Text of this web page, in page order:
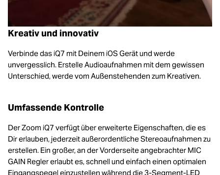
Kreativ und innovativ
Verbinde das iQ7 mit Deinem iOS Gerät und werde
unvergesslich. Erstelle Audioaufnahmen mit dem gewissen
Unterschied, werde vom Außenstehenden zum Kreativen.
Umfassende Kontrolle
Der Zoom iQ7 verfügt über erweiterte Eigenschaften, die es
Dir erlauben, jederzeit außerordentliche Stereoaufnahmen zu
erstellen. Ein großer, an der Vorderseite angebrachter MIC
GAIN Regler erlaubt es, schnell und einfach einen optimalen
Eingangspegel einzustellen während die 3-Segment-LED